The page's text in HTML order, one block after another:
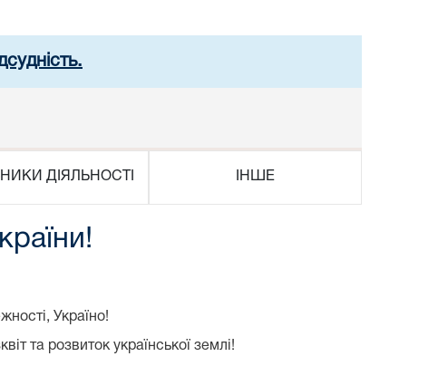
ДІЯЛЬНОСТІ ІНШЕ
Україно!
та розвиток української землі!